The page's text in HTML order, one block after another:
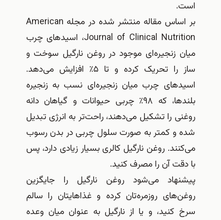
بر اساس مقاله منتشر شده در مجله American
Journal of Clinical Nutrition، اسید‌های چرب
زنجیره‌ای موجود در روغن نارگیل سوخت و
ساز را تحریک کرده و تا ۵٪ افزایش می‌دهد.
چرب میان زنجیره‌ای نسب به زنجیره
بلندها، که ۹۸٪ چربی حیوانات و گیاهان دانه‌
را تشکیل می‌دهند، راحت‌‌تر به انرژی تبدیل
کمتر به صورت سلول چربی در بدن رسوب
روغن نارگیل کالری بسیار زیادی دارد، پس
آن را مصرف کنید.
می‌شود روغن نارگیل را جایگزین
روزمره‌تان کرده و غذاهایتان را سالم
و یا از نارگیل به عنوان میان وعده